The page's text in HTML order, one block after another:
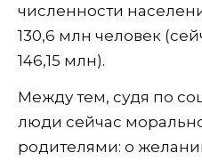
численности
130,6 млн человек
146,15 млн).
Между тем, судя по
люди сейчас
родителями: о